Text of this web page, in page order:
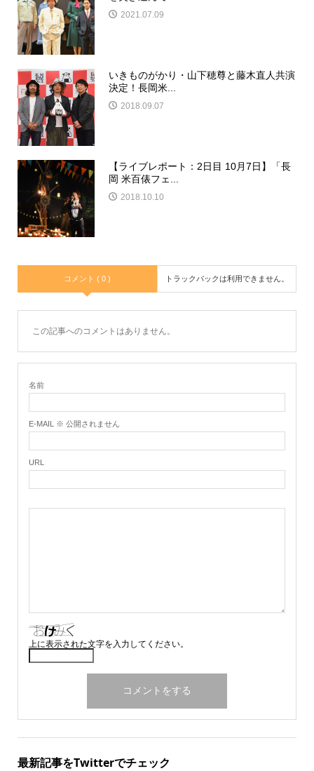
2021.07.09
いきものがかり・山下穂尊と藤木直人共演
決定！長岡米...
2018.09.07
【ライブレポート：2日目 10月7日】「長
岡 米百俵フェ...
2018.10.10
コメント ( 0 ) トラックバックは利用できません。
この記事へのコメントはありません。
名前
E-MAIL ※ 公開されません
URL
上に表示された文字を入力してください。
最新記事をTwitterでチェック